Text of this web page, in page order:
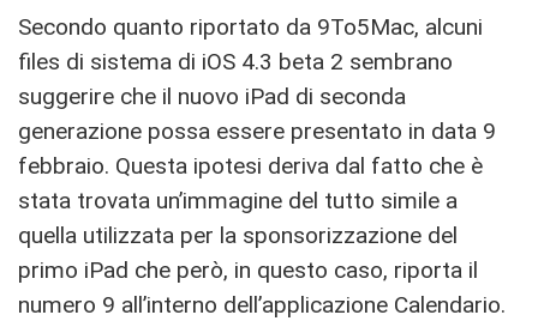
Secondo quanto riportato da 9To5Mac, alcuni
files di sistema di iOS 4.3 beta 2 sembrano
suggerire che il nuovo iPad di seconda
generazione possa essere presentato in data 9
febbraio. Questa ipotesi deriva dal fatto che è
stata trovata un’immagine del tutto simile a
quella utilizzata per la sponsorizzazione del
primo iPad che però, in questo caso, riporta il
numero 9 all’interno dell’applicazione Calendario.